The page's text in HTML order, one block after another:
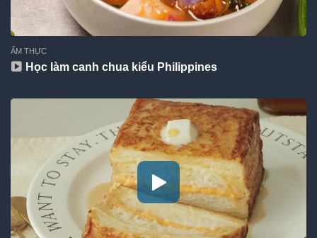
ẨM THỰC
Học làm canh chua kiểu Philippines